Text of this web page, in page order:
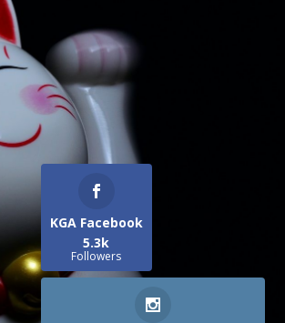
KGA Facebook
5.3k
Followers